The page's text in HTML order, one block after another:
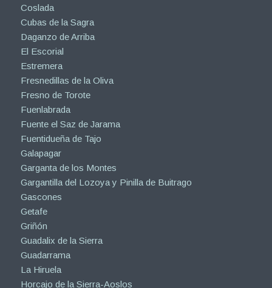
Coslada
Cubas de la Sagra
Daganzo de Arriba
El Escorial
Estremera
Fresnedillas de la Oliva
Fresno de Torote
Fuenlabrada
Fuente el Saz de Jarama
Fuentidueña de Tajo
Galapagar
Garganta de los Montes
Gargantilla del Lozoya y Pinilla de Buitrago
Gascones
Getafe
Griñón
Guadalix de la Sierra
Guadarrama
La Hiruela
Horcajo de la Sierra-Aoslos